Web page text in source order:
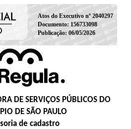
Atos do Executivo nº 2040297
Documento: 156733098
Publicação: 06/05/2026
DE SERVIÇOS PÚBLICOS DO
DE SÃO PAULO
de cadastro